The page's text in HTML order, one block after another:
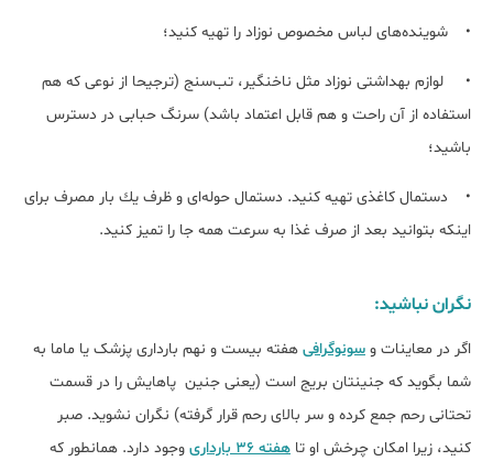
• شوینده‌های لباس مخصوص نوزاد را تهیه کنید؛
• لوازم بهداشتی نوزاد مثل ناخنگیر، تب‌سنج (ترجیحا از نوعی كه هم
استفاده از آن راحت و هم قابل اعتماد باشد) سرنگ حبابی در دسترس
باشید؛
• دستمال كاغذی تهیه کنید. دستمال حوله‌ای و ظرف یك بار مصرف برای
اینكه بتوانید بعد از صرف غذا به سرعت همه جا را تمیز كنید.
نگران نباشید:
اگر در معاینات و سونوگرافی هفته بیست و نهم بارداری پزشک یا ماما به
شما بگوید که جنینتان بریج است (یعنی جنین پاهایش را در قسمت
تحتانی رحم جمع کرده و سر بالای رحم قرار گرفته) نگران نشوید. صبر
کنید، زیرا امکان چرخش او تا هفته 36 بارداری
وجود دارد. همانطور که